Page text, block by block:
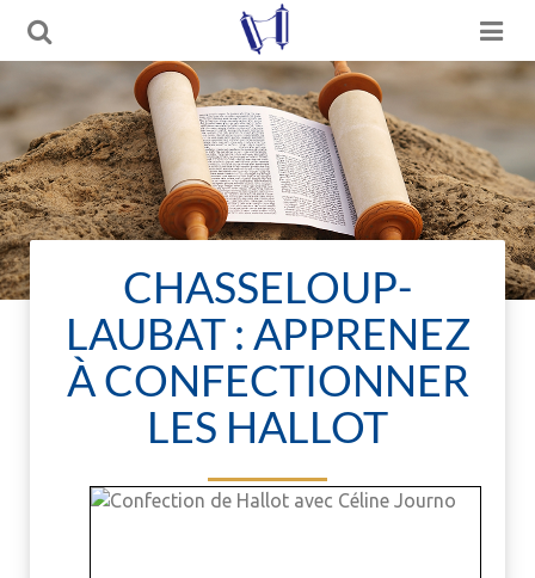
CHASSELOUP-
LAUBAT : APPRENEZ
À CONFECTIONNER
LES HALLOT